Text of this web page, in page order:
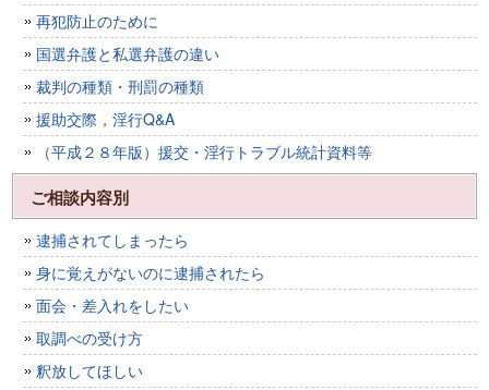
再犯防止のために
国選弁護と私選弁護の違い
裁判の種類・刑罰の種類
援助交際，淫行Q&A
（平成２８年版）援交・淫行トラブル統計資料等
ご相談内容別
逮捕されてしまったら
身に覚えがないのに逮捕されたら
面会・差入れをしたい
取調べの受け方
釈放してほしい